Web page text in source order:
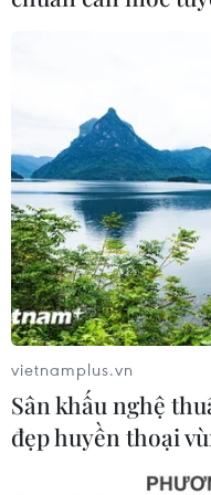
CƠ QUAN CHỦ QUẢN: THÔNG
Tổng Biên tập: TRẦN
Phó Tổng Biên tập:
Sở hữu trí tuệ
vietnamplus.vn
Sân khấu nghệ
đẹp huyền thoại